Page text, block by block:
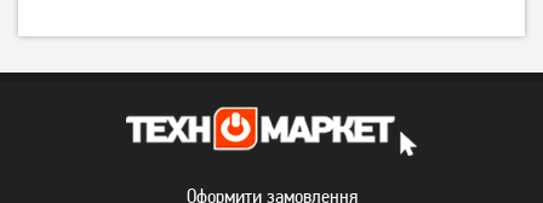
Сушарка для фруктів і
Сушарка для фруктів і
1 879грн
Оформити замовлення